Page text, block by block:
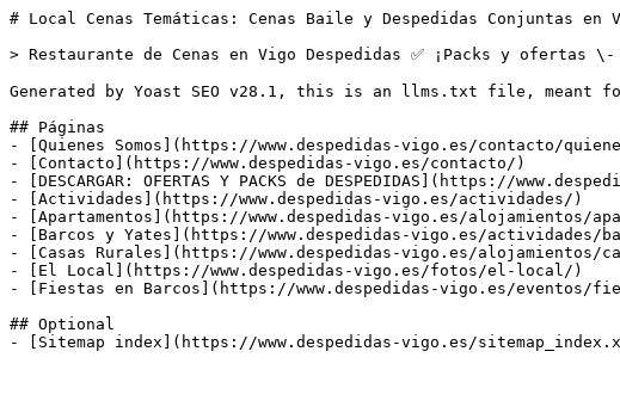
# Local Cenas Temáticas: Cenas Baile y Despedidas Conjuntas en
> Restaurante de Cenas en Vigo Despedidas ✅ ¡Packs y ofertas
Generated by Yoast SEO v28.1, this is an llms.txt file, meant for
## Páginas
- [Quienes Somos](https://www.despedidas-vigo.es/contacto/
- [Contacto](https://www.despedidas-vigo.es/contacto/)
- [DESCARGAR: OFERTAS Y PACKS de DESPEDIDAS](https://
- [Actividades](https://www.despedidas-vigo.es/actividades/)
- [Apartamentos](https://www.despedidas-vigo.es/alojamientos/
- [Barcos y Yates](https://www.despedidas-vigo.es/actividades/
- [Casas Rurales](https://www.despedidas-vigo.es/alojamientos/
- [El Local](https://www.despedidas-vigo.es/fotos/el-local/)
- [Fiestas en Barcos](https://www.despedidas-vigo.es/eventos/
## Optional